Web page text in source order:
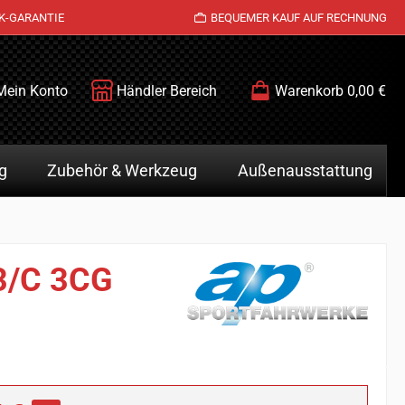
GARANTIE BEQUEMER KAUF AUF RECHNUNG
Konto Händler Bereich Warenkorb 0,00 €
Zubehör & Werkzeug Außenausstattung
C 3CG